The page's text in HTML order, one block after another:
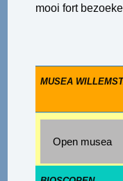
mooi fort
MUSEA
Open musea